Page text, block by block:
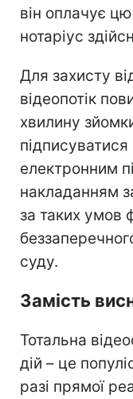
він оплачує
нотаріус
Для захисту
відеопотік
хвилину
електронним
накладанням
за таких умов
суду.
Замість
Тотальна
дій – це
разі прямої